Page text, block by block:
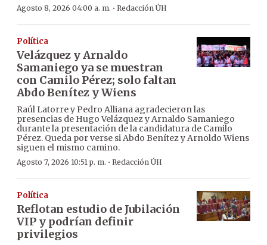
Agosto 8, 2026 04:00 a. m. · Redacción ÚH
Política
Velázquez y Arnaldo
Samaniego ya se muestran
con Camilo Pérez; solo faltan
Abdo Benítez y Wiens
Raúl Latorre y Pedro Alliana agradecieron las
presencias de Hugo Velázquez y Arnaldo Samaniego
durante la presentación de la candidatura de Camilo
Pérez. Queda por verse si Abdo Benítez y Arnoldo Wiens
siguen el mismo camino.
Agosto 7, 2026 10:51 p. m. · Redacción ÚH
Política
Reflotan estudio de Jubilación
VIP y podrían definir
privilegios